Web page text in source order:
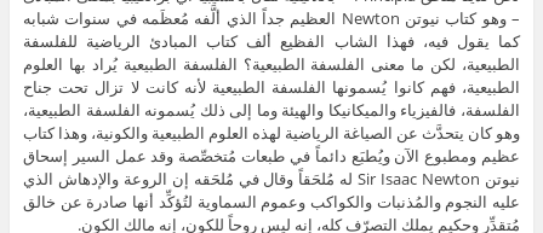
– وهو كتاب نيوتن Newton العظيم جداً الذي ألَّفه مُعظَمه في سنوات شبابه
كما يقول فيه، فهذا الشاب الفظيع ألف كتاب المبادئ الرياضية للفلسفة
الطبيعية، لكن ما معنى الفلسفة الطبيعية؟ الفلسفة الطبيعية يُراد بها العلوم
الطبيعية، فهم كانوا يُسمونها الفلسفة الطبيعية لأنه كانت لا تزال تحت جناح
الفلسفة، فالفيزياء والميكانيكا والهيئة وما إلى ذلك يُسمونه الفلسفة الطبيعية،
وهو كان يتحدَّث عن الصياغة الرياضية لهذه العلوم الطبيعية والكونية، وهذا كتاب
عظيم ومطبوع الآن ويُطبَع دائماً في طبعات مُتخصِّصة وقد عمل السير إسحاق
نيوتن Sir Isaac Newton له مُلحَقاً وقال في مُلحَقه إن الروعة والإدهاش الذي
عليه النجوم والمُذنبات والكواكب وعموم السماوية لتُؤكِّد أنها صادرة عن خالق
مُتقدِّر وحكيم يملك التصرّف كله، إنه ليس روحاً للكون، إنه مالك الكون.